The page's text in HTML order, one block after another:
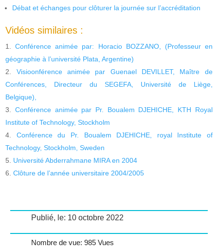
Débat et échanges pour clôturer la journée sur l’accréditation
Vidéos similaires :
Conférence animée par: Horacio BOZZANO, (Professeur en
géographie à l’université Plata, Argentine)
Visioonférence animée par Guenael DEVILLET, Maître de
Conférences, Directeur du SEGEFA, Université de Liège,
Belgique),
Conférence animée par Pr. Boualem DJEHICHE, KTH Royal
Institute of Technology, Stockholm
Conférence du Pr. Boualem DJEHICHE, royal Institute of
Technology, Stockholm, Sweden
Université Abderrahmane MIRA en 2004
Clôture de l’année universitaire 2004/2005
Publié, le: 10 octobre 2022
Nombre de vue: 985 Vues